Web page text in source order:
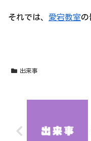
それでは、 愛宕教室の
出来事